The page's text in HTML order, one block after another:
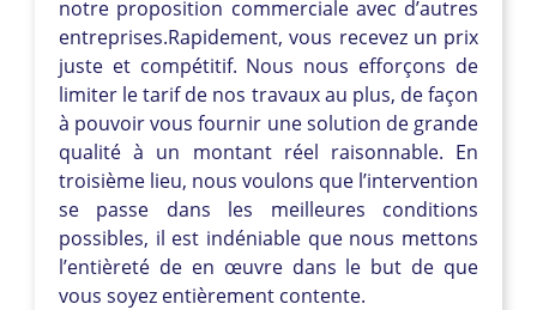
notre proposition commerciale avec d’autres
entreprises.Rapidement, vous recevez un prix
juste et compétitif. Nous nous efforçons de
limiter le tarif de nos travaux au plus, de façon
à pouvoir vous fournir une solution de grande
qualité à un montant réel raisonnable. En
troisième lieu, nous voulons que l’intervention
se passe dans les meilleures conditions
possibles, il est indéniable que nous mettons
l’entièreté de en œuvre dans le but de que
vous soyez entièrement contente.